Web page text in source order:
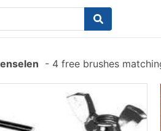
- 4 free brushes